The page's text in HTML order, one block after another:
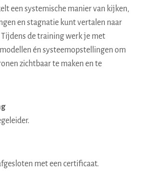
een systemische manier van kijken,
en stagnatie kunt vertalen naar
de training werk je met
én systeemopstellingen om
zichtbaar te maken en te
met een certificaat.